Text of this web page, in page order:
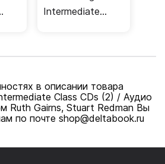
Intermediate
/ Учебник +
упражнения
в описании товара
Class CDs (2) / Аудио
Ruth Gairns, Stuart Redman Вы
по почте shop@deltabook.ru